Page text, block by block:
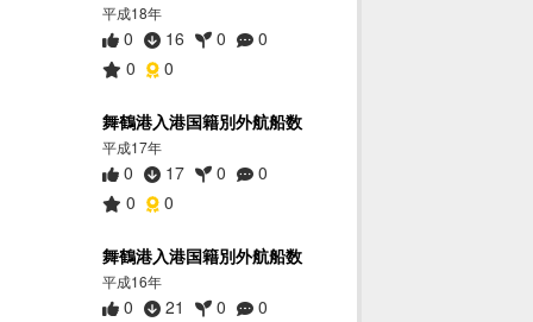
平成18年
0 16 0
0
0
0
舞鶴港入港国籍別外航船数
平成17年
0 17 0
0
0
0
舞鶴港入港国籍別外航船数
平成16年
0 21 0
0